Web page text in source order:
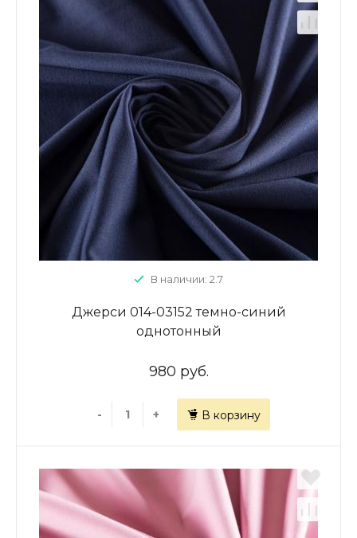
В наличии: 2.7
Джерси 014-03152 темно-синий
однотонный
980 руб.
- + В корзину